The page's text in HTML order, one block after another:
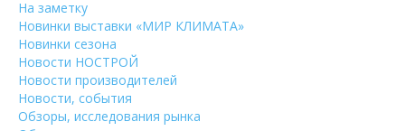
На заметку
Новинки выставки «МИР КЛИМАТА»
Новинки сезона
Новости НОСТРОЙ
Новости производителей
Новости, события
Обзоры, исследования рынка